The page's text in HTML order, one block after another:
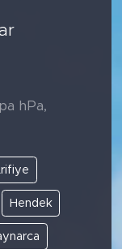
hPa,
Hendek